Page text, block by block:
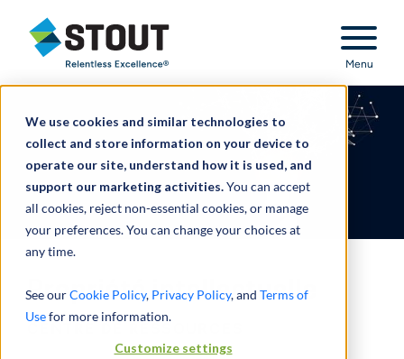
We use cookies and similar technologies to
collect and store information on your device to
operate our site, understand how it is used, and
support our marketing activities.You can accept
all cookies, reject non-essential cookies, or manage
your preferences. You can change your choices at
any time.
See ourCookie Policy, Privacy Policy, and Terms of
Usefor more information.
Customize settings
Stout Relentless Excellence
Menu
Propriété intellectuelle